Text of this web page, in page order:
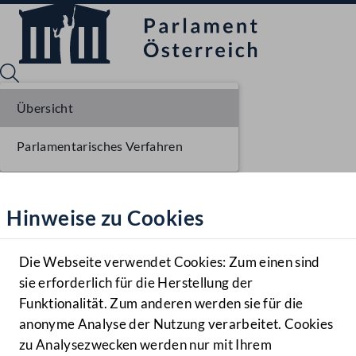
Hilfe
Benutzer
Navigationsmenü öffnen
MENÜ
Hinweise zu Cookies
Die Webseite verwendet Cookies: Zum einen sind
sie erforderlich für die Herstellung der
Funktionalität. Zum anderen werden sie für die
anonyme Analyse der Nutzung verarbeitet. Cookies
zu Analysezwecken werden nur mit Ihrem
Übersicht
Parlamentarisches Verfahren